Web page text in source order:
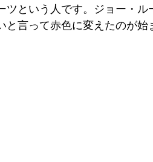
ツという人です。ジョー・
と言って赤色に変えたのが始